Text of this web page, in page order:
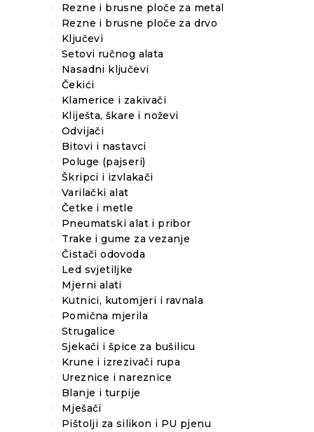
Rezne i brusne ploče za metal
Rezne i brusne ploče za drvo
Ključevi
Setovi ručnog alata
Nasadni ključevi
Čekići
Klamerice i zakivači
Kliješta, škare i noževi
Odvijači
Bitovi i nastavci
Poluge (pajseri)
Škripci i izvlakači
Varilački alat
Četke i metle
Pneumatski alat i pribor
Trake i gume za vezanje
Čistači odovoda
Led svjetiljke
Mjerni alati
Kutnici, kutomjeri i ravnala
Pomična mjerila
Strugalice
Sjekači i špice za bušilicu
Krune i izrezivači rupa
Ureznice i nareznice
Blanje i turpije
Mješači
Pištolji za silikon i PU pjenu